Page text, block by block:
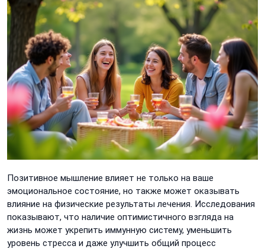
Позитивное мышление влияет не только на ваше
эмоциональное состояние, но также может оказывать
влияние на физические результаты лечения. Исследования
показывают, что наличие оптимистичного взгляда на
жизнь может укрепить иммунную систему, уменьшить
уровень стресса и даже улучшить общий процесс